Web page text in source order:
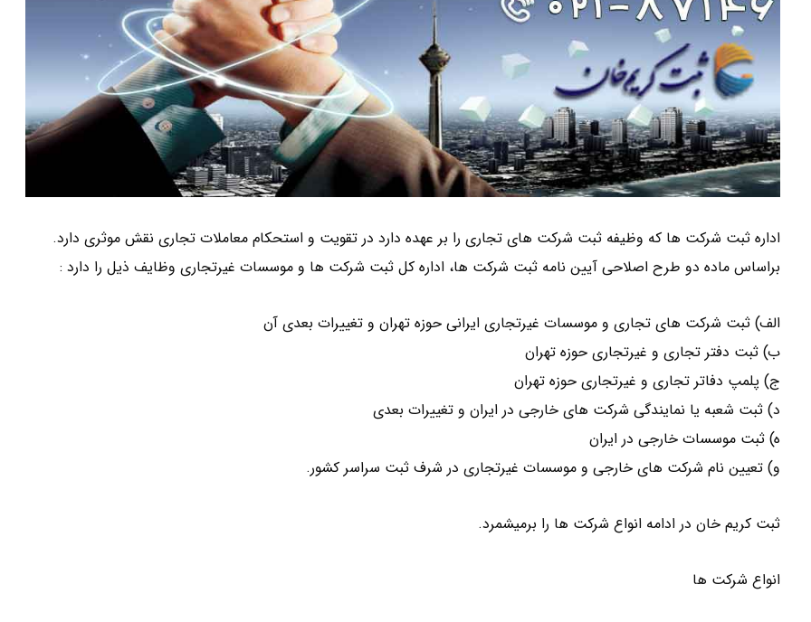
اداره ثبت شرکت ها که وظیفه ثبت شرکت های تجاری را بر عهده دارد در تقویت و استحکام معاملات تجاری نقش موثری دارد.
براساس ماده دو طرح اصلاحی آیین نامه ثبت شرکت ها، اداره کل ثبت شرکت ها و موسسات غیرتجاری وظایف ذیل را دارد :
الف) ثبت شرکت های تجاری و موسسات غیرتجاری ایرانی حوزه تهران و تغییرات بعدی آن
ب) ثبت دفتر تجاری و غیرتجاری حوزه تهران
ج) پلمپ دفاتر تجاری و غیرتجاری حوزه تهران
د) ثبت شعبه یا نمایندگی شرکت های خارجی در ایران و تغییرات بعدی
ه) ثبت موسسات خارجی در ایران
و) تعیین نام شرکت های خارجی و موسسات غیرتجاری در شرف ثبت سراسر کشور.
ثبت کریم خان در ادامه انواع شرکت ها را برمیشمرد.
انواع شرکت ها